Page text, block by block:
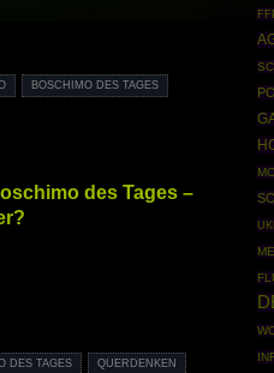
BOSCHIMO DES TAGES
des Tages –
DES TAGES QUERDENKEN